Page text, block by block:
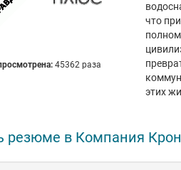
45362 раза
что
этих
резюме в Компания